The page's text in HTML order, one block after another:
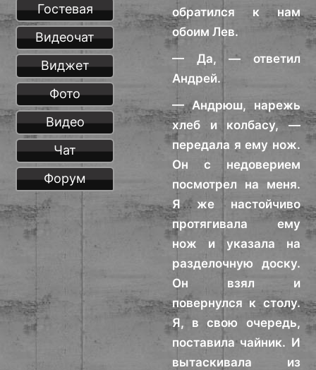
обратился к нам
обоим Лев.
— Да, — ответил
Андрей.
— Андрюш, нарежь
хлеб и колбасу, —
передала я ему нож.
Он с недоверием
посмотрел на меня.
Я же настойчиво
протягивала ему
нож и указала на
разделочную доску.
Он взял и
повернулся к столу.
Я, в свою очередь,
поставила чайник. И
вытаскивала из
Гостевая
Видеочат
Виджет
Фото
Видео
Чат
Форум